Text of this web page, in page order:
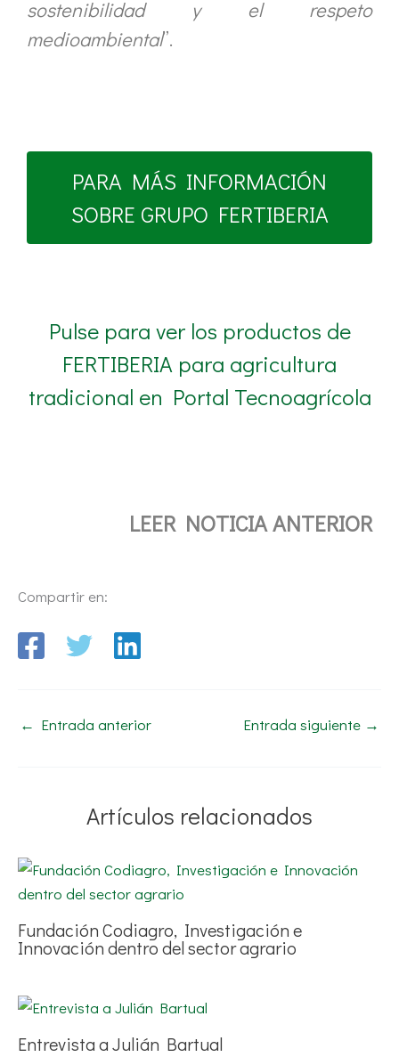
sostenibilidad y el respeto
medioambiental”.
PARA MÁS INFORMACIÓN
SOBRE GRUPO FERTIBERIA
Pulse para ver los productos de
FERTIBERIA para agricultura
tradicional en Portal Tecnoagrícola
LEER NOTICIA ANTERIOR
Compartir en:
← Entrada anterior Entrada siguiente →
Artículos relacionados
Fundación Codiagro, Investigación e
Innovación dentro del sector agrario
Entrevista a Julián Bartual